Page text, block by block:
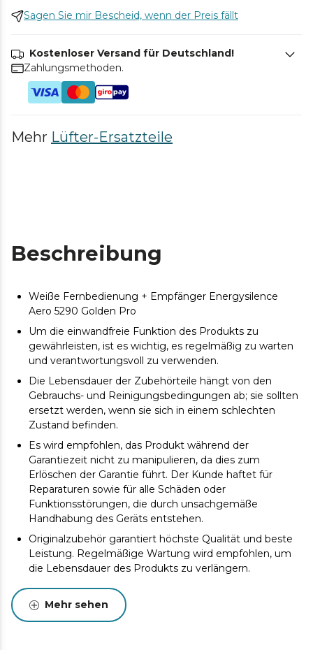
Sagen Sie mir Bescheid, wenn der Preis fällt
Kostenloser Versand für Deutschland!
Zahlungsmethoden.
Mehr Lüfter-Ersatzteile
Beschreibung
Weiße Fernbedienung + Empfänger Energysilence
Aero 5290 Golden Pro
Um die einwandfreie Funktion des Produkts zu
gewährleisten, ist es wichtig, es regelmäßig zu warten
und verantwortungsvoll zu verwenden.
Die Lebensdauer der Zubehörteile hängt von den
Gebrauchs- und Reinigungsbedingungen ab; sie sollten
ersetzt werden, wenn sie sich in einem schlechten
Zustand befinden.
Es wird empfohlen, das Produkt während der
Garantiezeit nicht zu manipulieren, da dies zum
Erlöschen der Garantie führt. Der Kunde haftet für
Reparaturen sowie für alle Schäden oder
Funktionsstörungen, die durch unsachgemäße
Handhabung des Geräts entstehen.
Originalzubehör garantiert höchste Qualität und beste
Leistung. Regelmäßige Wartung wird empfohlen, um
die Lebensdauer des Produkts zu verlängern.
Mehr sehen